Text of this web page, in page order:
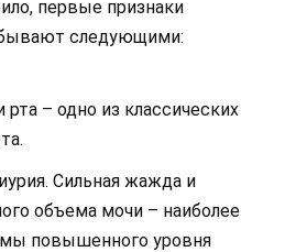
первые признаки
следующими:
рта – одно из классических
Сильная жажда и
объема мочи – наиболее
повышенного уровня